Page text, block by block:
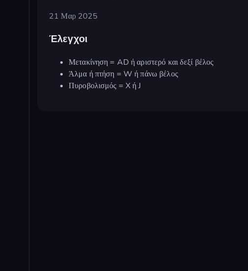
21 Μαρ 2025
Έλεγχοι
Μετακίνηση = AD ή αριστερό και δεξί βέλος
Άλμα ή πτήση = W ή πάνω βέλος
Πυροβολισμός = X ή J